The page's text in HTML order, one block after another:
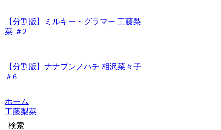
【分割版】ミルキー・グラマー 工藤梨
菜 ＃2
【分割版】ナナブンノハチ 相沢菜々子
＃6
ホーム
工藤梨菜
検索